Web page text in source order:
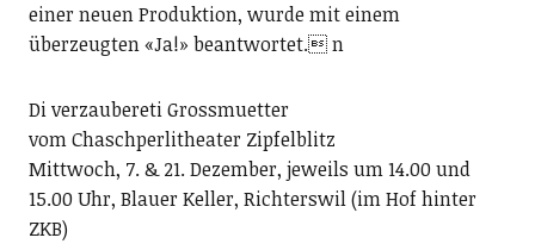
einer neuen Produktion, wurde mit einem
überzeugten «Ja!» beantwortet. n
Di verzaubereti Grossmuetter
vom Chaschperlitheater Zipfelblitz
Mittwoch, 7. & 21. Dezember, jeweils um 14.00 und
15.00 Uhr, Blauer Keller, Richterswil (im Hof hinter
ZKB)